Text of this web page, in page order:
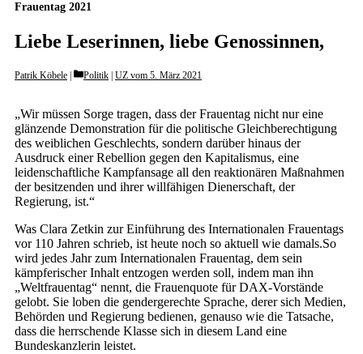
Frauentag 2021
Liebe Leserinnen, liebe Genossinnen,
Patrik Köbele Categories
Politik UZ vom 5. März 2021
„Wir müssen Sorge tragen, dass der Frauentag nicht nur eine
glänzende Demonstration für die politische Gleichberechtigung
des weiblichen Geschlechts, sondern darüber hinaus der
Ausdruck einer Rebellion gegen den Kapitalismus, eine
leidenschaftliche Kampfansage all den reaktionären Maßnahmen
der besitzenden und ihrer willfähigen Dienerschaft, der
Regierung, ist.“
Was Clara Zetkin zur Einführung des Internationalen Frauentags
vor 110 Jahren schrieb, ist heute noch so aktuell wie damals.So
wird jedes Jahr zum Internationalen Frauentag, dem sein
kämpferischer Inhalt entzogen werden soll, indem man ihn
„Weltfrauentag“ nennt, die Frauenquote für DAX-Vorstände
gelobt. Sie loben die gendergerechte Sprache, derer sich Medien,
Behörden und Regierung bedienen, genauso wie die Tatsache,
dass die herrschende Klasse sich in diesem Land eine
Bundeskanzlerin leistet.